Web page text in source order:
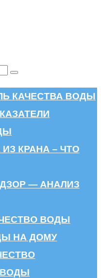
КАЧЕСТВА ВОДЫ
КРАНА – ЧТО
— АНАЛИЗ
ВОДЫ
НА ДОМУ
ВОДЫ